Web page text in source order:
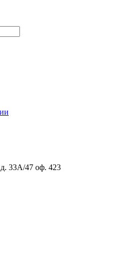
33А/47 оф. 423